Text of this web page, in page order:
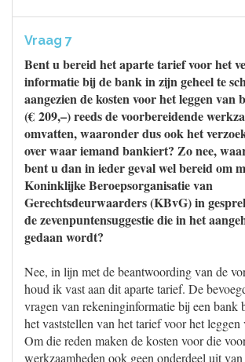
Vraag 7
Bent u bereid het aparte tarief voor het
informatie bij de bank in zijn geheel te
aangezien de kosten voor het leggen van
(€ 209,–) reeds de voorbereidende
omvatten, waaronder dus ook het
over waar iemand bankiert? Zo nee,
bent u dan in ieder geval wel bereid om
Koninklijke Beroepsorganisatie van
Gerechtsdeurwaarders (KBvG) in
de zevenpuntensuggestie die in het
gedaan wordt?
Nee, in lijn met de beantwoording van de
houd ik vast aan dit aparte tarief. De
vragen van rekeninginformatie bij een bank
het vaststellen van het tarief voor het leggen
Om die reden maken de kosten voor die
werkzaamheden ook geen onderdeel uit